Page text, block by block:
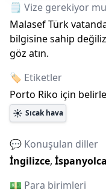
🗒️ Vize gerekiyor
Malasef Türk
bilgisine sahip
göz atın.
🏷️ Etiketler
Porto Riko için
☀️ Sıcak hava
💬 Konuşulan diller
İngilizce, İspanyolca
💵 Para birimleri